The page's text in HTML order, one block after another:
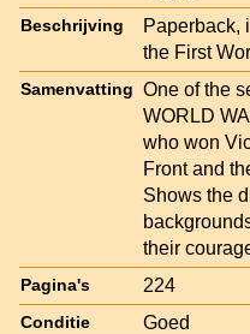
Beschrijving
Paperback,
the First
Samenvatting One of the
WORLD
who won
Front and
Shows the
their
Pagina's 224
Conditie Goed